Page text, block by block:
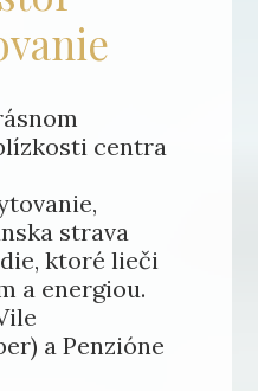
centra
strava
ktoré lieči
a energiou.
a Penzióne